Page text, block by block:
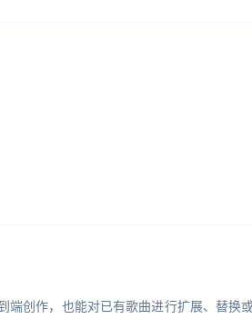
创作，也能对已有歌曲进行扩展、替